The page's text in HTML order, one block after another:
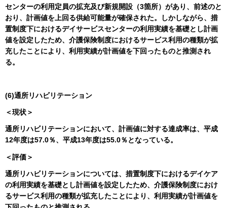
センターの利用定員の拡充及び新規開設（3箇所）があり、前述のと
おり、計画値を上回る供給可能量が確保された。しかしながら、措
置制度下におけるデイサービスセンターの利用実績を基礎とし計画
値を設定したため、介護保険制度におけるサービス利用の種類が拡
充したことにより、利用実績が計画値を下回ったものと推測され
る。
(6)通所リハビリテーション
＜現状＞
通所リハビリテーションにおいて、計画値に対する達成率は、平成
12年度は57.0％、平成13年度は55.0％となっている。
＜評価＞
通所リハビリテーションについては、措置制度下におけるデイケア
の利用実績を基礎とし計画値を設定したため、介護保険制度におけ
るサービス利用の種類が拡充したことにより、利用実績が計画値を